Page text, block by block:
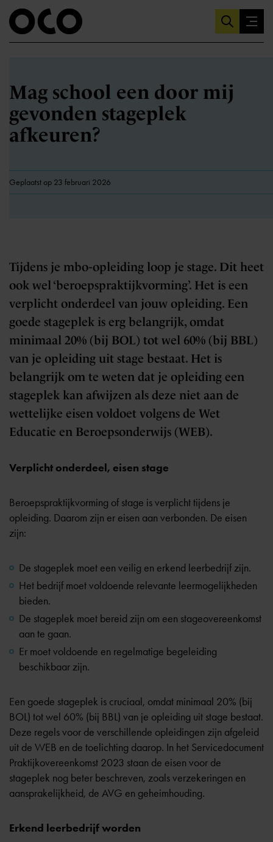
Mag school een door mij
gevonden stageplek
afkeuren?
Geplaatst op 23 februari 2026
Tijdens je mbo-opleiding loop je stage. Dit heet
ook wel ‘beroepspraktijkvorming’. Het is een
verplicht onderdeel van jouw opleiding. Een
goede stageplek is erg belangrijk, omdat
minimaal 20% (bij BOL) tot wel 60% (bij BBL)
van je opleiding uit stage bestaat. Het is
belangrijk om te weten dat je opleiding een
stageplek kan afwijzen als deze niet aan de
wettelijke eisen voldoet volgens de Wet
Educatie en Beroepsonderwijs (WEB).
Verplicht onderdeel, eisen stage
Beroepspraktijkvorming of stage is verplicht tijdens je
opleiding. Daarom zijn er eisen aan verbonden. De eisen
zijn:
De stageplek moet een veilig en erkend leerbedrijf zijn.
Het bedrijf moet voldoende relevante leermogelijkheden
bieden.
De stageplek moet bereid zijn om een stageovereenkomst
aan te gaan.
Er moet voldoende en regelmatige begeleiding
beschikbaar zijn.
Een goede stageplek is cruciaal, omdat minimaal 20% (bij
BOL) tot wel 60% (bij BBL) van je opleiding uit stage bestaat.
Deze regels voor de verschillende opleidingen zijn afgeleid
uit de WEB en de toelichting daarop. In het Servicedocument
Praktijkovereenkomst 2023 staan de eisen voor de
stageplek nog beter beschreven, zoals verzekeringen en
aansprakelijkheid, de AVG en geheimhouding.
Erkend leerbedrijf worden